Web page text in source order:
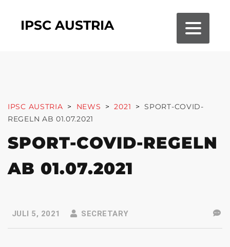
IPSC AUSTRIA
IPSC AUSTRIA > NEWS > 2021 > SPORT-COVID-
REGELN AB 01.07.2021
SPORT-COVID-REGELN
AB 01.07.2021
JULI 5, 2021 SECRETARY